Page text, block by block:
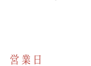
営業日